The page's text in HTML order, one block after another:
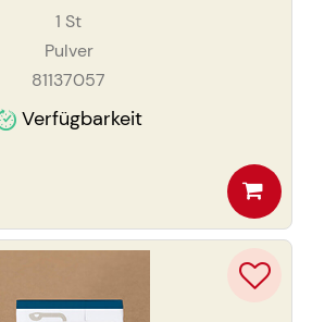
1 St
Pulver
81137057
Verfügbarkeit